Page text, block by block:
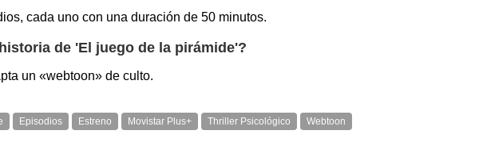
cada uno con una duración de 50 minutos.
de 'El juego de la pirámide'?
un «webtoon» de culto.
Episodios Estreno Movistar Plus+ Thriller Psicológico Webtoon